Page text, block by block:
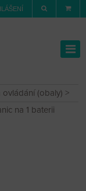
(obaly) >
na 1 baterii